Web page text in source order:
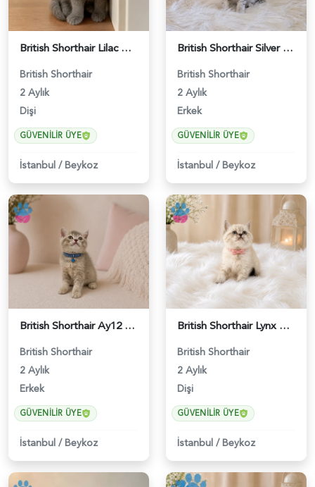
British Shorthair Lilac Dişi Tatlı Kızımız - 5236
British Shorthair
2 Aylık
Dişi
GÜVENILIR ÜYE
İstanbul /Beykoz
British Shorthair Silver Tabby Yavrumuz - 4639
British Shorthair
2 Aylık
Erkek
GÜVENILIR ÜYE
İstanbul /Beykoz
British Shorthair Ay12 Erkek Oyuncu Yavrumuz - 4895
British Shorthair
2 Aylık
Erkek
GÜVENILIR ÜYE
İstanbul /Beykoz
British Shorthair Lynx Point Güzel Kızımız - 4640
British Shorthair
2 Aylık
Dişi
GÜVENILIR ÜYE
İstanbul /Beykoz